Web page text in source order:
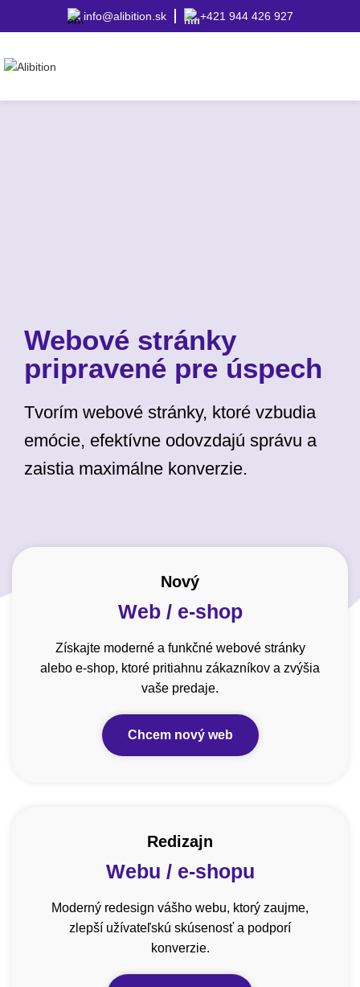
info@alibition.sk +421 944 426 927
Webové stránky
pripravené pre úspech
Tvorím webové stránky, ktoré vzbudia
emócie, efektívne odovzdajú správu a
zaistia maximálne konverzie.
Nový
Web / e-shop
Získajte moderné a funkčné webové stránky
alebo e-shop, ktoré pritiahnu zákazníkov a zvýšia
vaše predaje.
Chcem nový web
Redizajn
Webu / e-shopu
Moderný redesign vášho webu, ktorý zaujme,
zlepší užívateľskú skúsenosť a podporí
konverzie.